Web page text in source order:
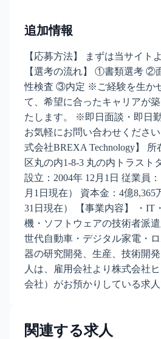
追加情報
【応募方法】 まずは当サイト
【選考の流れ】 ①書類選考 ②
性検査 ③内定 ※ご経験を生か
て、希望に合ったキャリアが
たします。 ※即日面談・即日
お気軽にお問い合わせくださ
式会社BREXA Technology】
区丸の内1-8-3 丸の内トラスト
設立：2004年 12月1日 従業員
月1日現在） 資本金：4億8,365
31日現在） 【事業内容】 ・IT
機・ソフトウェアの技術者派
世代自動車・デジタル家電・
器の研究開発、生産、技術開
人は、雇用会社より株式会社
会社）がお預かりしている求人
関連する求人